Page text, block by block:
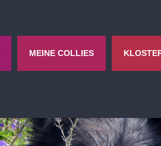
MEINE COLLIES